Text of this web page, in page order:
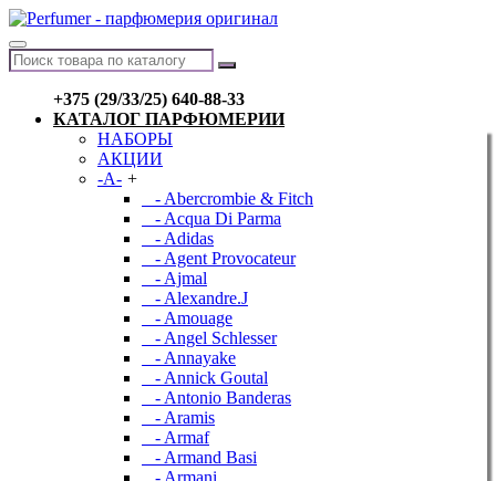
+375 (29/33/25) 640-88-33
КАТАЛОГ ПАРФЮМЕРИИ
НАБОРЫ
АКЦИИ
-A- +
- Abercrombie & Fitch
- Acqua Di Parma
- Adidas
- Agent Provocateur
- Ajmal
- Alexandre.J
- Amouage
- Angel Schlesser
- Annayake
- Annick Goutal
- Antonio Banderas
- Aramis
- Armaf
- Armand Basi
- Armani